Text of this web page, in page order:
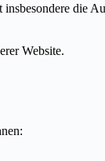
die
Website.